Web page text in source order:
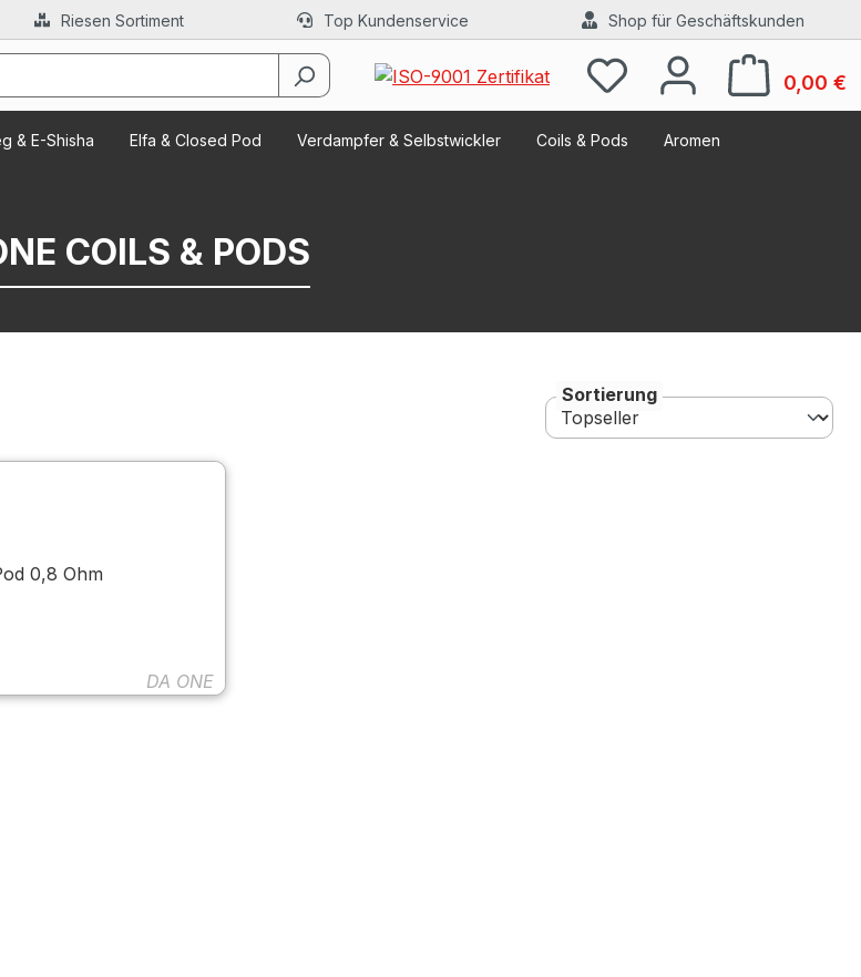
Riesen Sortiment Top Kundenservice Shop für Geschäftskunden
0,00 €
& E-Shisha Elfa & Closed Pod Verdampfer & Selbstwickler Coils & Pods Aromen
COILS & PODS
Sortierung
0,8 Ohm
DA ONE